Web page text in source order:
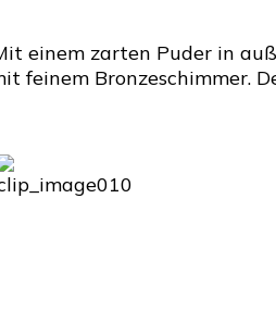
einem zarten Puder in
feinem Bronzeschimmer.